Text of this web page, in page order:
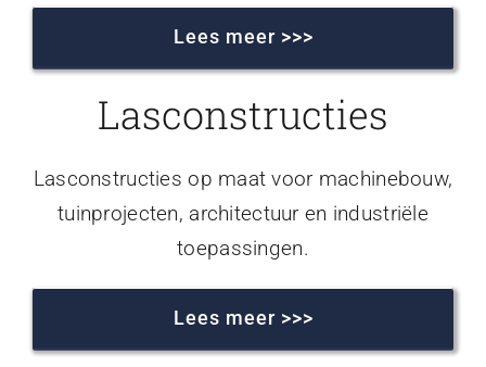
Lees meer >>>
Lasconstructies
Lasconstructies op maat voor machinebouw,
tuinprojecten, architectuur en industriële
toepassingen.
Lees meer >>>